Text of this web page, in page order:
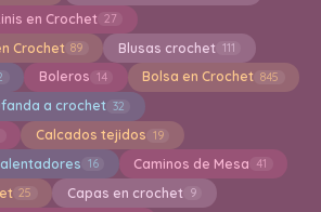
en Crochet 27
Crochet 89 Blusas crochet 111
Boleros 14 Bolsa en Crochet 845
a crochet 32
Calcados tejidos 19
16 Caminos de Mesa 41
25 Capas en crochet 9